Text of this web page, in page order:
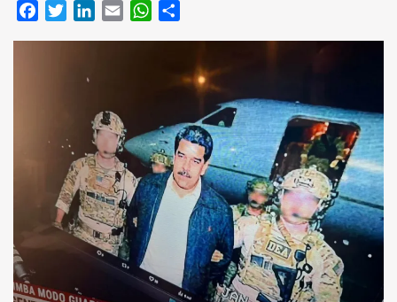
FacebookTwitterLinkedIn
Email WhatsApp